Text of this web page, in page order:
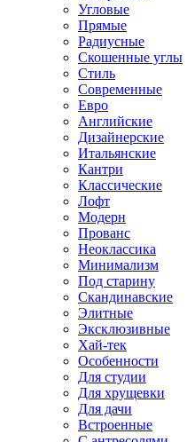
Угловые
Прямые
Радиусные
Скошенные углы
Стиль
Современные
Евро
Английские
Дизайнерские
Итальянские
Кантри
Классические
Лофт
Модерн
Прованс
Неоклассика
Минимализм
Под старину
Скандинавские
Элитные
Эксклюзивные
Хай-тек
Особенности
Для студии
Для хрущевки
Для дачи
Встроенные